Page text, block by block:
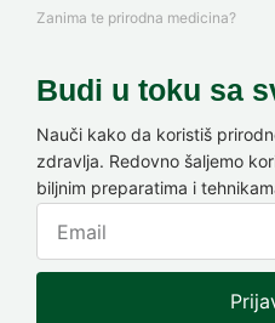
Zanima te prirodna medicina?
Budi u toku sa
Nauči kako da koristiš
zdravlja. Redovno šaljemo
biljnim preparatima i